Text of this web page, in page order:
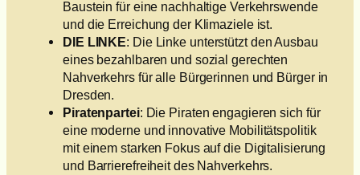
Baustein für eine nachhaltige Verkehrswende
und die Erreichung der Klimaziele ist.
DIE LINKE: Die Linke unterstützt den Ausbau
eines bezahlbaren und sozial gerechten
Nahverkehrs für alle Bürgerinnen und Bürger in
Dresden.
Piratenpartei: Die Piraten engagieren sich für
eine moderne und innovative Mobilitätspolitik
mit einem starken Fokus auf die Digitalisierung
und Barrierefreiheit des Nahverkehrs.